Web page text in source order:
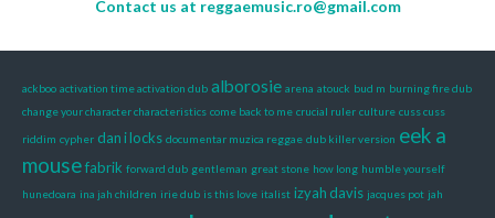
Contact us at reggaemusic.ro@gmail.com
ackboo activation time activation dub alborosie arena atouck bud m burning fire dub
change your character characteristics come back to me crucial ruler culture cuss cuss
riddim cypher dan i locks documentar muzica reggae dub killer version eek a
mousefabrik forward dub gentleman great stone how long humble yourself
hunedoara ina jah children irie dub is this love italist izyah davis jacques pot jah